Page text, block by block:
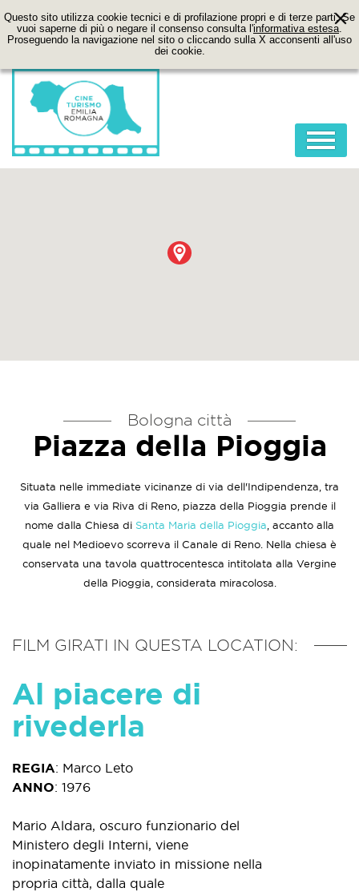
Questo sito utilizza cookie tecnici e di profilazione propri e di terze parti. Se
vuoi saperne di più o negare il consenso consulta l'informativa estesa.
Proseguendo la navigazione nel sito o cliccando sulla X acconsenti all'uso
dei cookie.
FILM
LOCATION
Bologna città
Piazza della Pioggia
Situata nelle immediate vicinanze di via dell'Indipendenza, tra
via Galliera e via Riva di Reno, piazza della Pioggia prende il
nome dalla Chiesa di Santa Maria della Pioggia , accanto alla
quale nel Medioevo scorreva il Canale di Reno. Nella chiesa è
conservata una tavola quattrocentesca intitolata alla Vergine
della Pioggia, considerata miracolosa.
FILM GIRATI IN QUESTA LOCATION:
Al piacere di
rivederla
REGIA: Marco Leto
ANNO: 1976
Mario Aldara, oscuro funzionario del
Ministero degli Interni, viene
inopinatamente inviato in missione nella
propria città, dalla quale